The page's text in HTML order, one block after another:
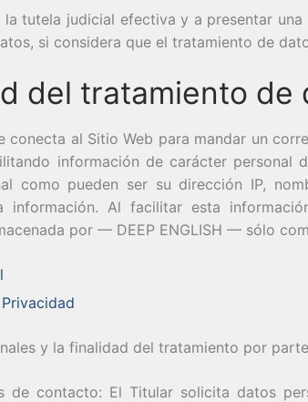
la tutela judicial efectiva y a presentar
si considera que el tratamiento de
del tratamiento de
conecta al Sitio Web para mandar un
información de carácter personal
como pueden ser su dirección IP,
información. Al facilitar esta
por — DEEP ENGLISH — sólo
y la finalidad del tratamiento por
de contacto: El Titular solicita datos